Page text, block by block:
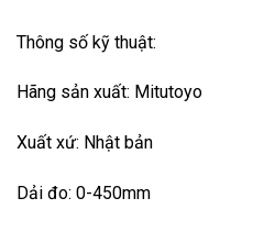
Thông số kỹ thuật:
Hãng sản xuất: Mitutoyo
Xuất xứ: Nhật bản
Dải đo: 0-450mm